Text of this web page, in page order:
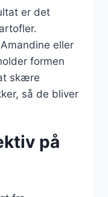
er det
eller
formen
skære
så de bliver
på